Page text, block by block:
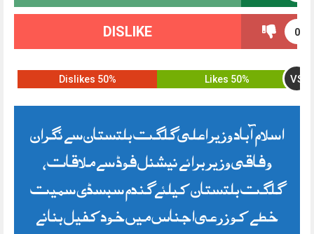
0
DISLIKE
50% Likes VS
50% Dislikes
اسلام آباد وزیر اعلی گلگت بلتستان سے نگران
وفاقی وزیر برائے نیشنل فوڈ سے ملاقات،
گلگت بلتستان کیلئے گندم سبسڈی سمیت
خطے کو زرعی اجناس میں خودکفیل بنانے